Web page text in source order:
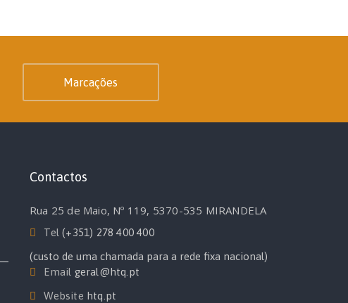
Marcações
Contactos
Rua 25 de Maio, Nº 119, 5370-535 MIRANDELA
Tel(+351) 278 400 400
(custo de uma chamada para a rede fixa nacional)
Email geral@htq.pt
Website htq.pt